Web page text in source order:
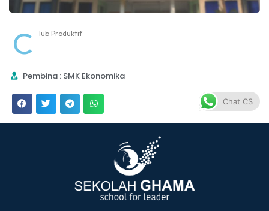
C lub Produktif
Pembina : SMK Ekonomika
Chat CS